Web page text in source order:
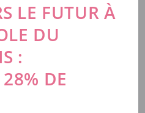
LE FUTUR À
DU
:
DE